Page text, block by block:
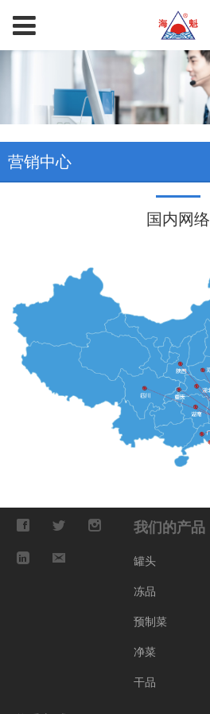
营销中心
国内网络
我们的产品
罐头
冻品
预制菜
净菜
干品